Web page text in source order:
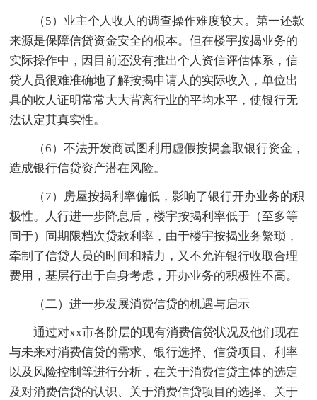
（5）业主个人收人的调查操作难度较大。第一还款
来源是保障信贷资金安全的根本。但在楼宇按揭业务的
实际操作中，因目前还没有推出个人资信评估体系，信
贷人员很难准确地了解按揭申请人的实际收入，单位出
具的收人证明常常大大背离行业的平均水平，使银行无
法认定其真实性。
（6）不法开发商试图利用虚假按揭套取银行资金，
造成银行信贷资产潜在风险。
（7）房屋按揭利率偏低，影响了银行开办业务的积
极性。人行进一步降息后，楼宇按揭利率低于（至多等
同于）同期限档次贷款利率，由于楼宇按揭业务繁琐，
牵制了信贷人员的时间和精力，又不允许银行收取合理
费用，基层行出于自身考虑，开办业务的积极性不高。
（二）进一步发展消费信贷的机遇与启示
通过对xx市各阶层的现有消费信贷状况及他们现在
与未来对消费信贷的需求、银行选择、信贷项目、利率
以及风险控制等进行分析，在关于消费信贷主体的选定
及对消费信贷的认识、关于消费信贷项目的选择、关于